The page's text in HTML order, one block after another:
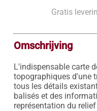
Gratis
Omschrijving
L'indispensable carte
topographiques d'une
tous les détails
balisés et des
représentation du